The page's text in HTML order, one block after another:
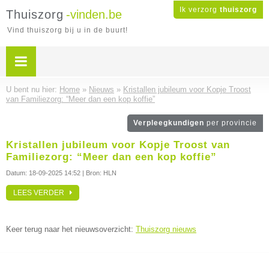
Ik verzorg thuiszorg
Thuiszorg -vinden.be
Vind thuiszorg bij u in de buurt!
U bent nu hier: Home » Nieuws » Kristallen jubileum voor Kopje Troost
van Familiezorg: “Meer dan een kop koffie”
Verpleegkundigen per provincie
Kristallen jubileum voor Kopje Troost van
Familiezorg: “Meer dan een kop koffie”
Datum: 18-09-2025 14:52 | Bron: HLN
LEES VERDER
Keer terug naar het nieuwsoverzicht: Thuiszorg nieuws